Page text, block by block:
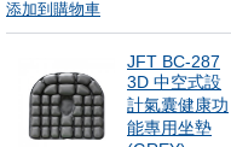
添加到購物車
JFT BC-287
3D 中空式設
計氣囊健康功
能專用坐墊